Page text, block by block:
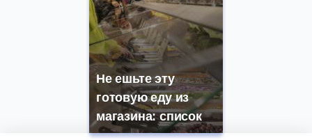
Не ешьте эту
готовую еду из
магазина: список